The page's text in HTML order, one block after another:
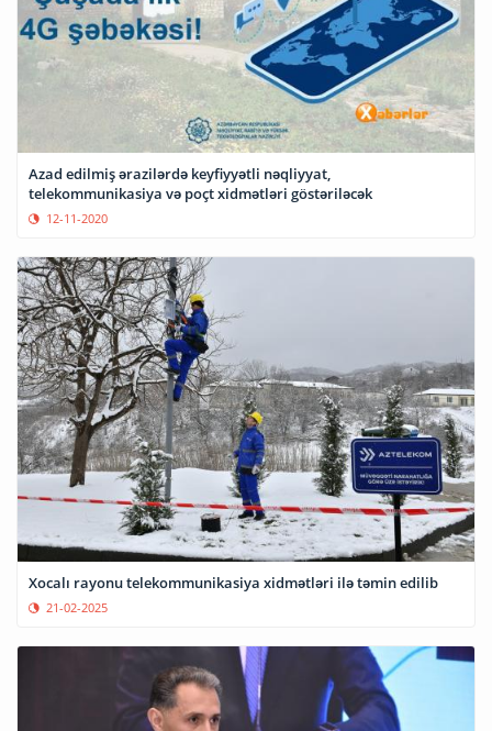
Azad edilmiş ərazilərdə keyfiyyətli nəqliyyat,
telekommunikasiya və poçt xidmətləri göstəriləcək
12-11-2020
Xocalı rayonu telekommunikasiya xidmətləri ilə təmin edilib
21-02-2025